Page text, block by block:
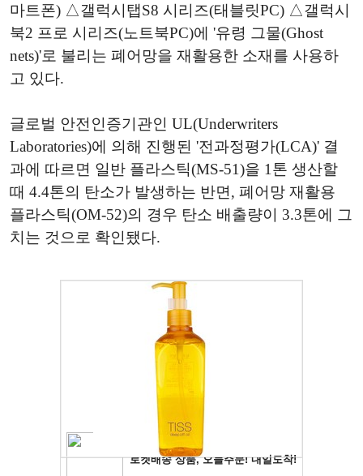
마트폰) △갤럭시탭S8 시리즈(태블릿PC) △갤럭시
북2 프로 시리즈(노트북PC)에 '유령 그물(Ghost
nets)'로 불리는 폐어망을 재활용한 소재를 사용하
고 있다.
글로벌 안전인증기관인 UL(Underwriters
Laboratories)에 의해 진행된 '전과정평가(LCA)' 결
과에 따르면 일반 플라스틱(MS-51)을 1톤 생산할
때 4.4톤의 탄소가 발생하는 반면, 폐어망 재활용
플라스틱(OM-52)의 경우 탄소 배출량이 3.3톤에 그
치는 것으로 확인됐다.